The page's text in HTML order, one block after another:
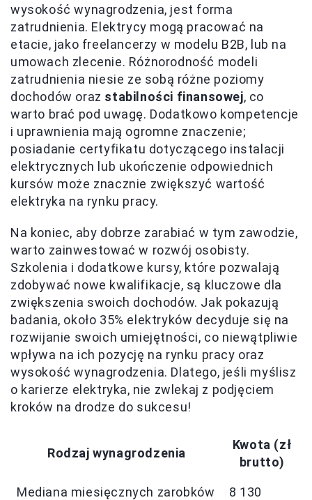
wysokość wynagrodzenia, jest forma
zatrudnienia. Elektrycy mogą pracować na
etacie, jako freelancerzy w modelu B2B, lub na
umowach zlecenie. Różnorodność modeli
zatrudnienia niesie ze sobą różne poziomy
dochodów oraz stabilności finansowej, co
warto brać pod uwagę. Dodatkowo kompetencje
i uprawnienia mają ogromne znaczenie;
posiadanie certyfikatu dotyczącego instalacji
elektrycznych lub ukończenie odpowiednich
kursów może znacznie zwiększyć wartość
elektryka na rynku pracy.
Na koniec, aby dobrze zarabiać w tym zawodzie,
warto zainwestować w rozwój osobisty.
Szkolenia i dodatkowe kursy, które pozwalają
zdobywać nowe kwalifikacje, są kluczowe dla
zwiększenia swoich dochodów. Jak pokazują
badania, około 35% elektryków decyduje się na
rozwijanie swoich umiejętności, co niewątpliwie
wpływa na ich pozycję na rynku pracy oraz
wysokość wynagrodzenia. Dlatego, jeśli myślisz
o karierze elektryka, nie zwlekaj z podjęciem
kroków na drodze do sukcesu!
Rodzaj wynagrodzenia
Kwota (zł
brutto)
Mediana miesięcznych zarobków 8 130